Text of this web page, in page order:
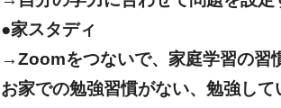
●家スタディ
→Zoomをつないで、家庭学習の習
お家での勉強習慣がない、勉強し